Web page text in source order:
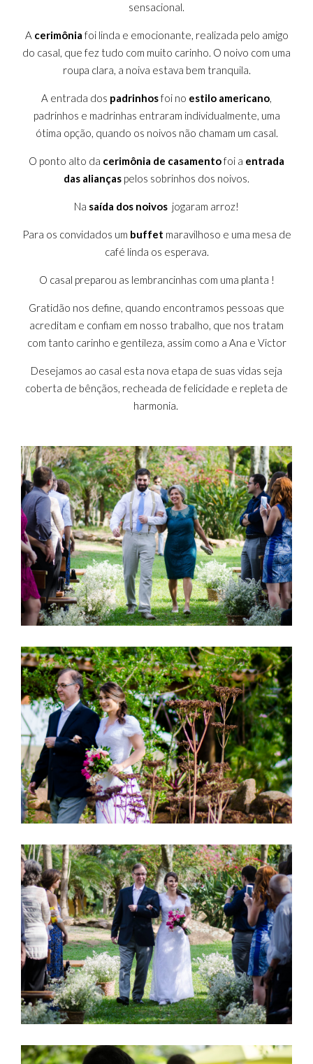
sensacional.
A cerimônia foi linda e emocionante, realizada pelo amigo
do casal, que fez tudo com muito carinho. O noivo com uma
roupa clara, a noiva estava bem tranquila.
A entrada dos padrinhosfoi no estilo americano,
padrinhos e madrinhas entraram individualmente, uma
ótima opção, quando os noivos não chamam um casal.
O ponto alto da cerimônia de casamentofoi a entrada
das alianças pelos sobrinhos dos noivos.
Na saída dos noivos jogaram arroz!
Para os convidados um buffet maravilhoso e uma mesa de
café linda os esperava.
O casal preparou as lembrancinhas com uma planta !
Gratidão nos define, quando encontramos pessoas que
acreditam e confiam em nosso trabalho, que nos tratam
com tanto carinho e gentileza, assim como a Ana e Victor
Desejamos ao casal esta nova etapa de suas vidas seja
coberta de bênçãos, recheada de felicidade e repleta de
harmonia.